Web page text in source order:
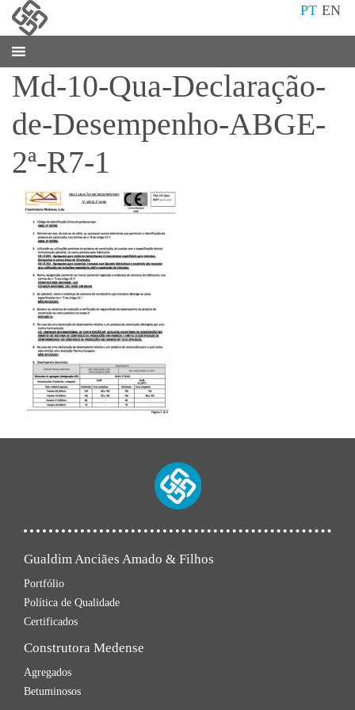
PT EN
Md-10-Qua-Declaração-
de-Desempenho-ABGE-
2ª-R7-1
Gualdim Anciães Amado & Filhos
Portfólio
Política de Qualidade
Certificados
Construtora Medense
Agregados
Betuminosos